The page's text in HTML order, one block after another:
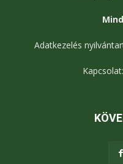
Adatkezelés
Kapcsolat: